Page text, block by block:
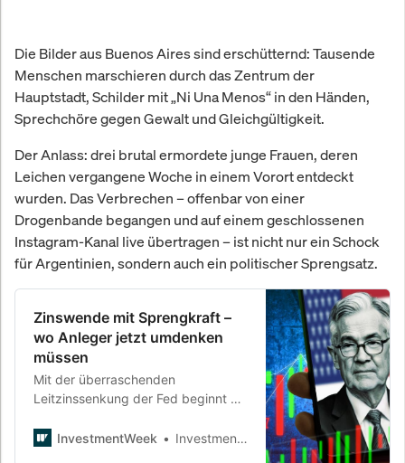
Die Bilder aus Buenos Aires sind erschütternd: Tausende
Menschen marschieren durch das Zentrum der
Hauptstadt, Schilder mit „Ni Una Menos“ in den Händen,
Sprechchöre gegen Gewalt und Gleichgültigkeit.
Der Anlass: drei brutal ermordete junge Frauen, deren
Leichen vergangene Woche in einem Vorort entdeckt
wurden. Das Verbrechen – offenbar von einer
Drogenbande begangen und auf einem geschlossenen
Instagram-Kanal live übertragen – ist nicht nur ein Schock
für Argentinien, sondern auch ein politischer Sprengsatz.
Zinswende mit Sprengkraft –
wo Anleger jetzt umdenken
müssen
Mit der überraschenden
Leitzinssenkung der Fed beginnt ein
Aktien überteuert wirken, rücken
InvestmentWeek InvestmentWeek